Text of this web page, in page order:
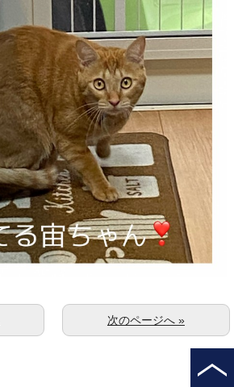
次のページへ »